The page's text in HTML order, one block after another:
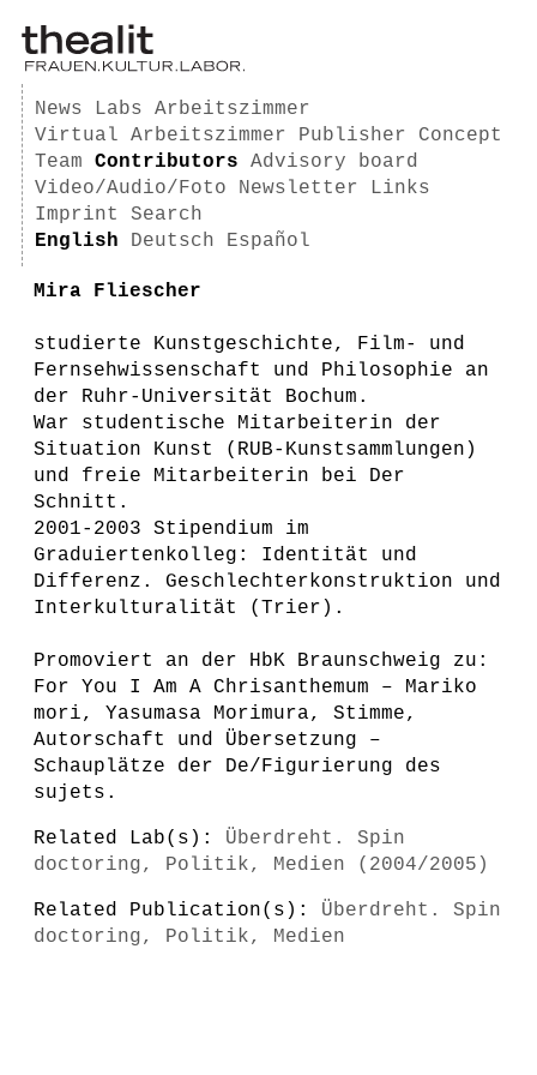
News Labs
Arbeitszimmer
Virtual Arbeitszimmer
Publisher
Concept
Team
Contributors
Advisory board
Video/Audio/Foto
Newsletter
Links
Imprint
Search
English
Deutsch Español
Mira Fliescher
studierte Kunstgeschichte, Film- und
Fernsehwissenschaft und Philosophie an
der Ruhr-Universität Bochum.
War studentische Mitarbeiterin der
Situation Kunst (RUB-Kunstsammlungen)
und freie Mitarbeiterin bei Der
Schnitt.
2001-2003 Stipendium im
Graduiertenkolleg: Identität und
Differenz. Geschlechterkonstruktion und
Interkulturalität (Trier).
Promoviert an der HbK Braunschweig zu:
For You I Am A Chrisanthemum – Mariko
mori, Yasumasa Morimura, Stimme,
Autorschaft und Übersetzung –
Schauplätze der De/Figurierung des
sujets.
Related Lab(s): Überdreht. Spin
doctoring, Politik, Medien (2004/2005)
Related Publication(s): Überdreht. Spin
doctoring, Politik, Medien